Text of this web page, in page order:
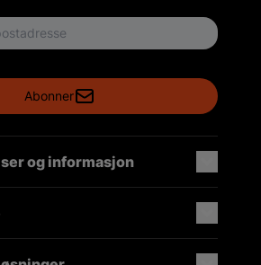
Abonner
og informasjon